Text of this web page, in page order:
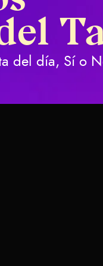
del día, Sí o